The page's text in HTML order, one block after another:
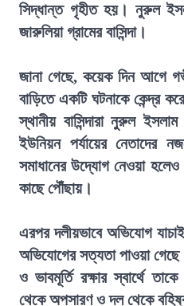
সিদ্ধান্ত গৃহীত হয়। নুরুল
জারুলিয়া গ্রামের বাসিন্দা।
জানা গেছে, কয়েক দিন আগে
বাড়িতে একটি ঘটনাকে কেন্দ্র
স্থানীয় বাসিন্দারা নুরুল
ইউনিয়ন পর্যায়ের নেতাদের
সমাধানের উদ্যোগ নেওয়া
কাছে পৌঁছায়।
এরপর দলীয়ভাবে অভিযোগ
অভিযোগের সত্যতা পাওয়া গেছে
ও ভাবমূর্তি রক্ষার স্বার্থে
থেকে অপসারণ ও দল থেকে